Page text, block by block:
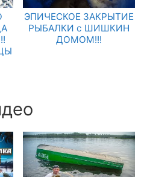
ЭПИЧЕСКОЕ ЗАКРЫТИЕ
РЫБАЛКИ с ШИШКИН
ДОМОМ!!!